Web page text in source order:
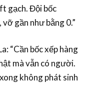
gạch. Độibốc
gần như bằng 0.”
: “Cần bốc xếp hàng
mà vẫn có người.
xong không phát sinh